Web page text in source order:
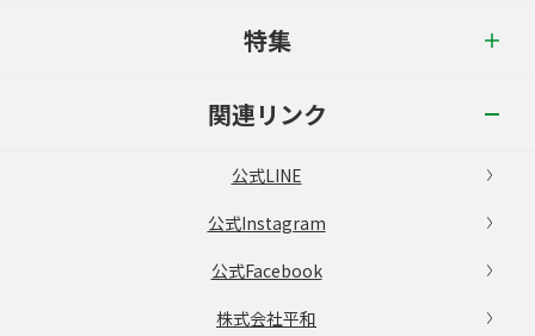
特集
関連リンク
公式LINE
公式Instagram
公式Facebook
株式会社平和